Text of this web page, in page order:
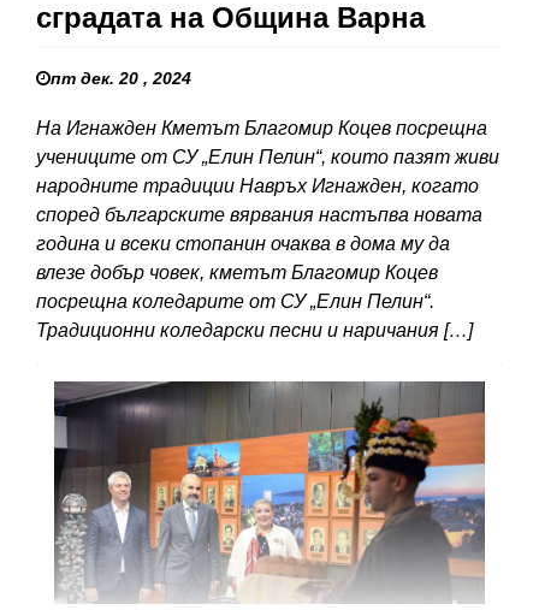
сградата на Община Варна
пт дек. 20 , 2024
На Игнажден Кметът Благомир Коцев посрещна
учениците от СУ „Елин Пелин“, които пазят живи
народните традиции Навръх Игнажден, когато
според българските вярвания настъпва новата
година и всеки стопанин очаква в дома му да
влезе добър човек, кметът Благомир Коцев
посрещна коледарите от СУ „Елин Пелин“.
Традиционни коледарски песни и наричания […]